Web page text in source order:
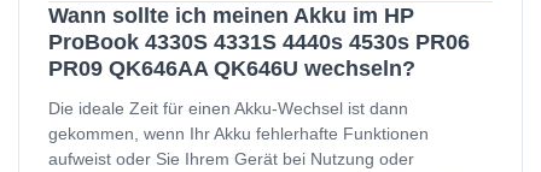
Wann sollte ich meinen Akku im HP
ProBook 4330S 4331S 4440s 4530s PR06
PR09 QK646AA QK646U wechseln?
Die ideale Zeit für einen Akku-Wechsel ist dann
gekommen, wenn Ihr Akku fehlerhafte Funktionen
aufweist oder Sie Ihrem Gerät bei Nutzung oder